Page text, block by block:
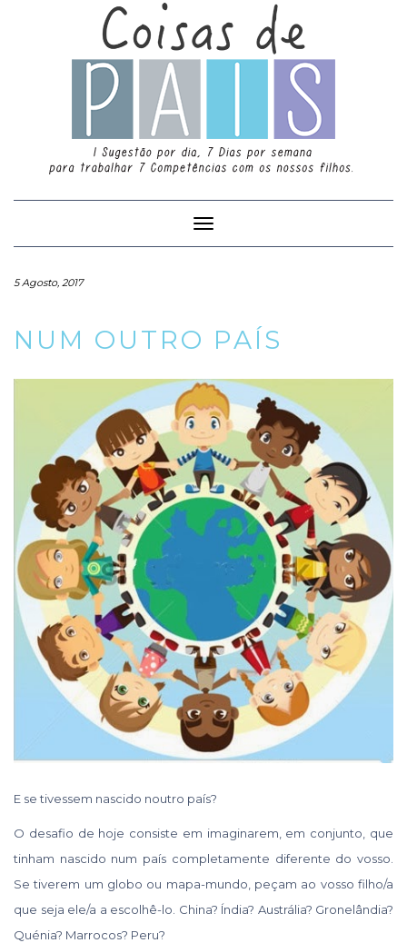
Toggle
Navigation
5 Agosto, 2017
NUM OUTRO PAÍS
E se tivessem nascido noutro país?
O desafio de hoje consiste em imaginarem, em conjunto, que
tinham nascido num país completamente diferente do vosso.
Se tiverem um globo ou mapa-mundo, peçam ao vosso filho/a
que seja ele/a a escolhê-lo. China? Índia? Austrália? Gronelândia?
Quénia? Marrocos? Peru?